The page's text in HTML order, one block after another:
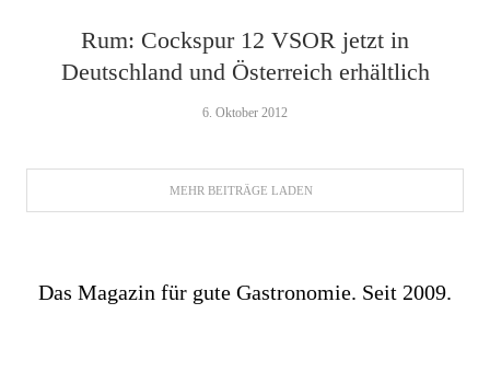
Rum: Cockspur 12 VSOR jetzt in
Deutschland und Österreich erhältlich
6. Oktober 2012
MEHR BEITRÄGE LADEN
Das Magazin für gute Gastronomie. Seit 2009.